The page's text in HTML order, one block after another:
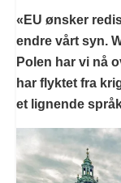
«EU ønsker
endre vårt syn.
Polen har vi nå
har flyktet fra
et lignende